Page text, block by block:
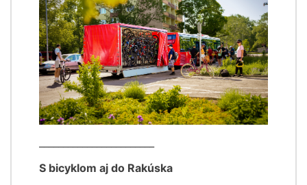
S bicyklom aj do Rakúska